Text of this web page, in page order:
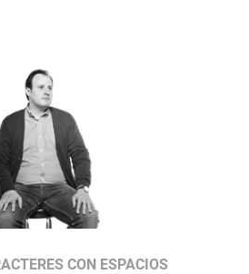
CON ESPACIOS